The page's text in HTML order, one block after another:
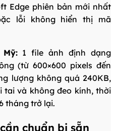
Edge phiên bản mới nhất
lỗi không hiển thị mã
1 file ảnh định dạng
(từ 600×600 pixels đến
lượng không quá 240KB,
tai và không đeo kính, thời
tháng trở lại.
chuẩn bị sẵn